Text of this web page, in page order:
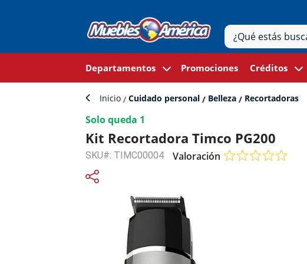
Departamentos Promociones Créditos
Inicio Cuidado personal Belleza Recortadoras
Solo queda 1
Kit Recortadora Timco PG200
SKU#: TIMC00004 Valoración